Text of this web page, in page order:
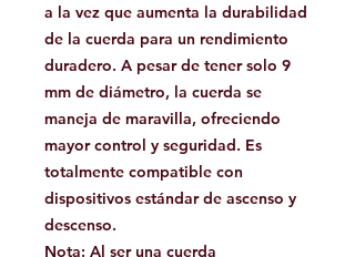
a la vez que aumenta la durabilidad
de la cuerda para un rendimiento
duradero. A pesar de tener solo 9
mm de diámetro, la cuerda se
maneja de maravilla, ofreciendo
mayor control y seguridad. Es
totalmente compatible con
dispositivos estándar de ascenso y
descenso.
Nota: Al ser una cuerda